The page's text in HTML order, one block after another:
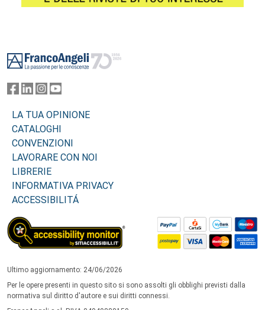
LA TUA OPINIONE
CATALOGHI
CONVENZIONI
LAVORARE CON NOI
LIBRERIE
INFORMATIVA PRIVACY
ACCESSIBILITÁ
Ultimo aggiornamento: 24/06/2026
Per le opere presenti in questo sito si sono assolti gli obblighi previsti dalla
normativa sul diritto d'autore e sui diritti connessi.